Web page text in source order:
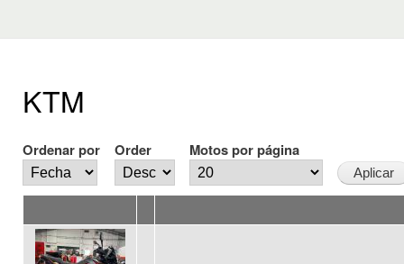
KTM
Ordenar por Order Motos por página